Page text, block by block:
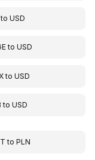
toUSD
toUSD
toUSD
toUSD
toPLN